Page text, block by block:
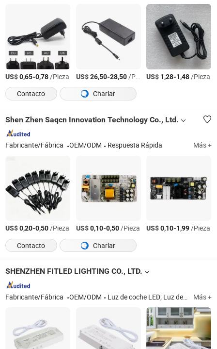
US$0,65-0,78/Pieza US$26,50-28,50/Pieza US$ 1,28-1,48/Pieza
Contacto
Charlar
Shen Zhen Saqcn Innovation Technology Co., Ltd.
Fabricante/Fábrica OEM/ODM Respuesta Rápida Más +
US$0,20-0,50/Pieza US$0,10-0,50/Pieza US$0,10-1,99/Pieza
Contacto
Charlar
SHENZHEN FITLED LIGHTING CO., LTD.
Fabricante/Fábrica OEM/ODM Luz de coche LED; Luz de sensor LED; Interruptor de sensor; Tira de luz LED; Perfil LED Más +